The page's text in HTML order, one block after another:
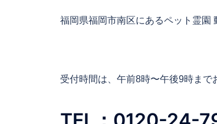
福岡県福岡市南区にあるペット霊園
受付時間は、午前8時〜午後9時まで